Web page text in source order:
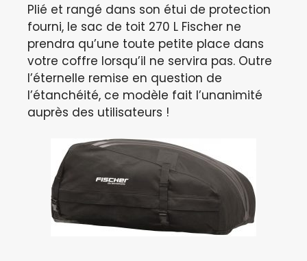
Plié et rangé dans son étui de protection
fourni, le sac de toit 270 L Fischer ne
prendra qu’une toute petite place dans
votre coffre lorsqu’il ne servira pas. Outre
l’éternelle remise en question de
l’étanchéité, ce modèle fait l’unanimité
auprès des utilisateurs !